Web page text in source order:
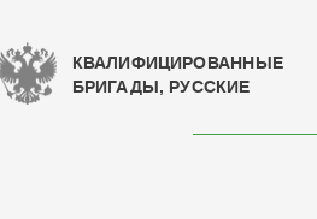
КВАЛИФИЦИРОВАННЫЕ
БРИГАДЫ, РУССКИЕ